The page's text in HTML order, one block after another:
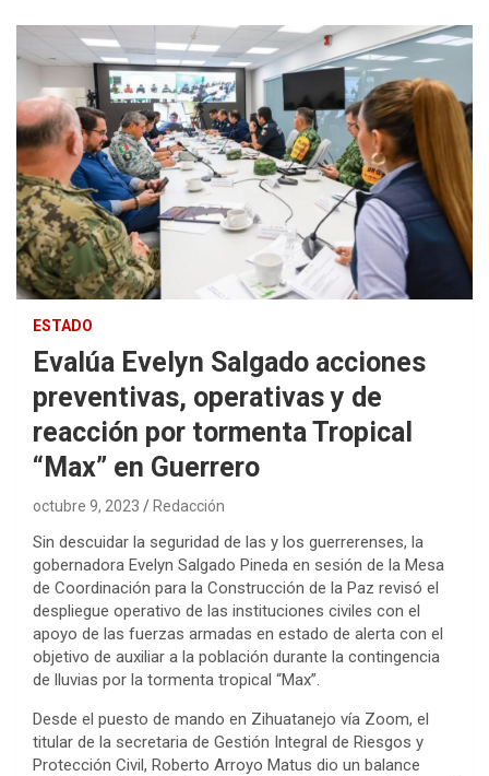
ESTADO
Evalúa Evelyn Salgado acciones
preventivas, operativas y de
reacción por tormenta Tropical
“Max” en Guerrero
octubre 9, 2023 Redacción
Sin descuidar la seguridad de las y los guerrerenses, la
gobernadora Evelyn Salgado Pineda en sesión de la Mesa
de Coordinación para la Construcción de la Paz revisó el
despliegue operativo de las instituciones civiles con el
apoyo de las fuerzas armadas en estado de alerta con el
objetivo de auxiliar a la población durante la contingencia
de lluvias por la tormenta tropical “Max”.
Desde el puesto de mando en Zihuatanejo vía Zoom, el
titular de la secretaria de Gestión Integral de Riesgos y
Protección Civil, Roberto Arroyo Matus dio un balance